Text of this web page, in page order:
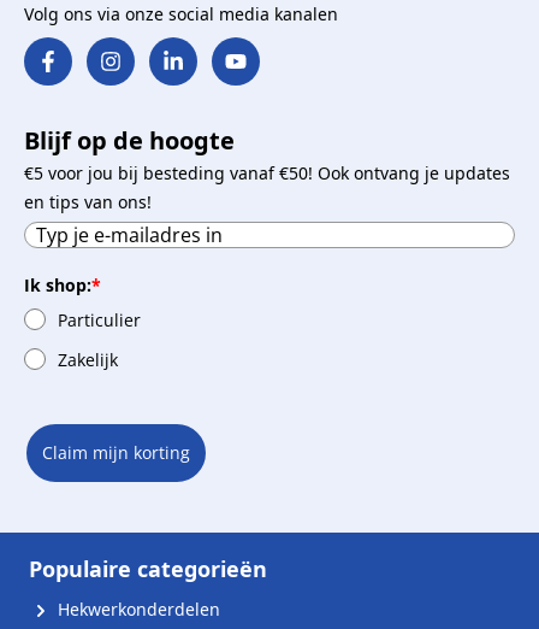
Volg ons via onze social media kanalen
Blijf op de hoogte
€5 voor jou bij besteding vanaf €50! Ook ontvang je updates
en tips van ons!
Ik shop:*
Particulier
Zakelijk
Claim mijn korting
Populaire categorieën
Hekwerkonderdelen